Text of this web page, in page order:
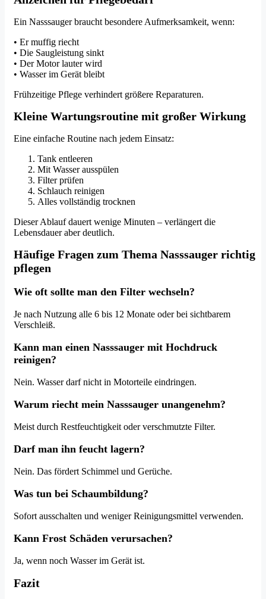
Ein Nasssauger braucht besondere Aufmerksamkeit, wenn:
• Er muffig riecht
• Die Saugleistung sinkt
• Der Motor lauter wird
• Wasser im Gerät bleibt
Frühzeitige Pflege verhindert größere Reparaturen.
Kleine Wartungsroutine mit großer Wirkung
Eine einfache Routine nach jedem Einsatz:
Tank entleeren
Mit Wasser ausspülen
Filter prüfen
Schlauch reinigen
Alles vollständig trocknen
Dieser Ablauf dauert wenige Minuten – verlängert die
Lebensdauer aber deutlich.
Häufige Fragen zum Thema Nasssauger richtig
pflegen
Wie oft sollte man den Filter wechseln?
Je nach Nutzung alle 6 bis 12 Monate oder bei sichtbarem
Verschleiß.
Kann man einen Nasssauger mit Hochdruck
reinigen?
Nein. Wasser darf nicht in Motorteile eindringen.
Warum riecht mein Nasssauger unangenehm?
Meist durch Restfeuchtigkeit oder verschmutzte Filter.
Darf man ihn feucht lagern?
Nein. Das fördert Schimmel und Gerüche.
Was tun bei Schaumbildung?
Sofort ausschalten und weniger Reinigungsmittel verwenden.
Kann Frost Schäden verursachen?
Ja, wenn noch Wasser im Gerät ist.
Fazit